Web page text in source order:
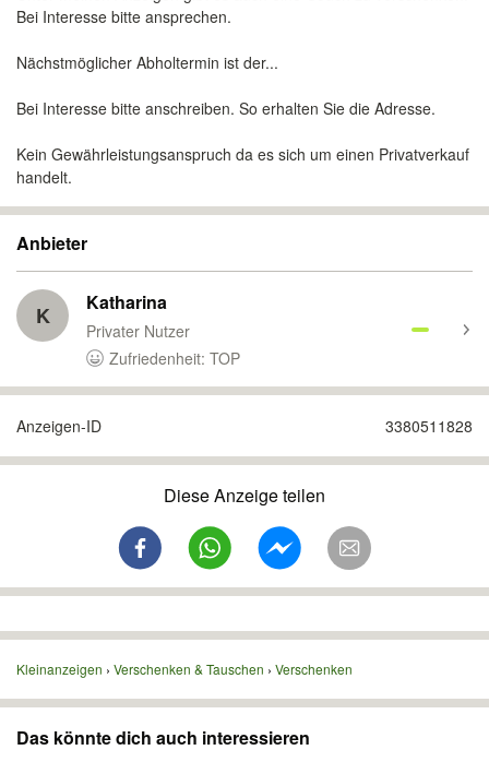
Bei Interesse bitte ansprechen.
Nächstmöglicher Abholtermin ist der...
Bei Interesse bitte anschreiben. So erhalten Sie die Adresse.
Kein Gewährleistungsanspruch da es sich um einen Privatverkauf
handelt.
Anbieter
K Katharina
Privater Nutzer
Zufriedenheit: TOP
Anzeigen-ID 3380511828
Diese Anzeige teilen
Kleinanzeigen Verschenken & Tauschen Verschenken
Das könnte dich auch interessieren